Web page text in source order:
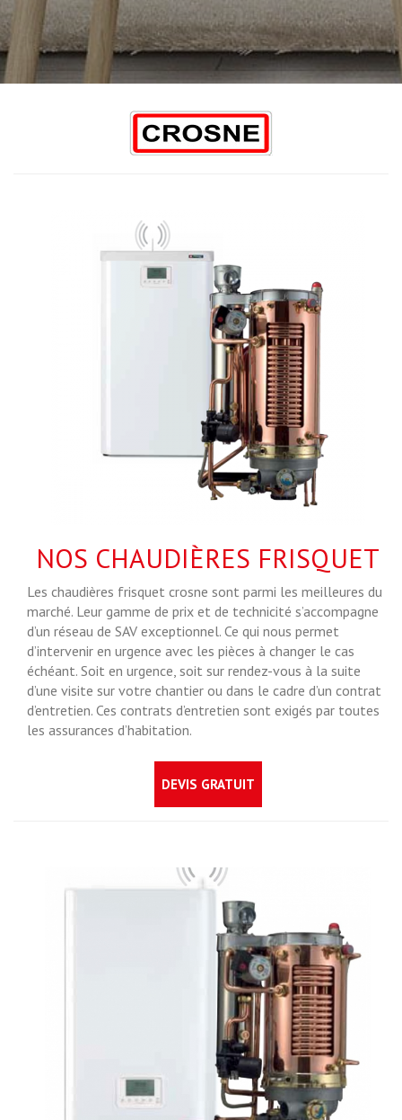
NOS CHAUDIÈRES FRISQUET
Les chaudières frisquet crosne sont parmi les meilleures du
marché. Leur gamme de prix et de technicité s’accompagne
d’un réseau de SAV exceptionnel. Ce qui nous permet
d’intervenir en urgence avec les pièces à changer le cas
échéant. Soit en urgence, soit sur rendez-vous à la suite
d’une visite sur votre chantier ou dans le cadre d’un contrat
d’entretien. Ces contrats d’entretien sont exigés par toutes
les assurances d’habitation.
DEVIS GRATUIT